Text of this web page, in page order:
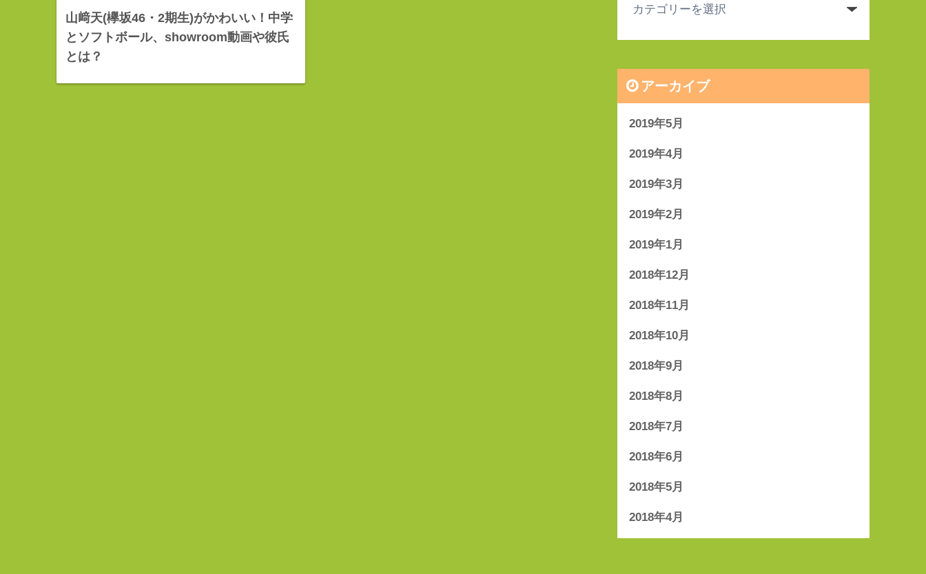
山﨑天(欅坂46・2期生)がかわいい！中学
とソフトボール、showroom動画や彼氏
とは？
アーカイブ
2019年5月
2019年4月
2019年3月
2019年2月
2019年1月
2018年12月
2018年11月
2018年10月
2018年9月
2018年8月
2018年7月
2018年6月
2018年5月
2018年4月